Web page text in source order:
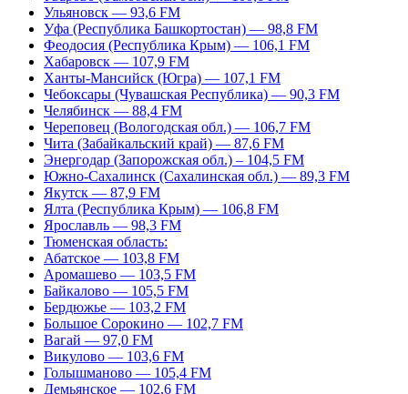
Ульяновск — 93,6 FM
Уфа (Республика Башкортостан) — 98,8 FM
Феодосия (Республика Крым) — 106,1 FM
Хабаровск — 107,9 FM
Ханты-Мансийск (Югра) — 107,1 FM
Чебоксары (Чувашская Республика) — 90,3 FM
Челябинск — 88,4 FM
Череповец (Вологодская обл.) — 106,7 FM
Чита (Забайкальский край) — 87,6 FM
Энергодар (Запорожская обл.) – 104,5 FM
Южно-Сахалинск (Сахалинская обл.) — 89,3 FM
Якутск — 87,9 FM
Ялта (Республика Крым) — 106,8 FM
Ярославль — 98,3 FM
Тюменская область:
Абатское — 103,8 FM
Аромашево — 103,5 FM
Байкалово — 105,5 FM
Бердюжье — 103,2 FM
Большое Сорокино — 102,7 FM
Вагай — 97,0 FM
Викулово — 103,6 FM
Голышманово — 105,4 FM
Демьянское — 102,6 FM